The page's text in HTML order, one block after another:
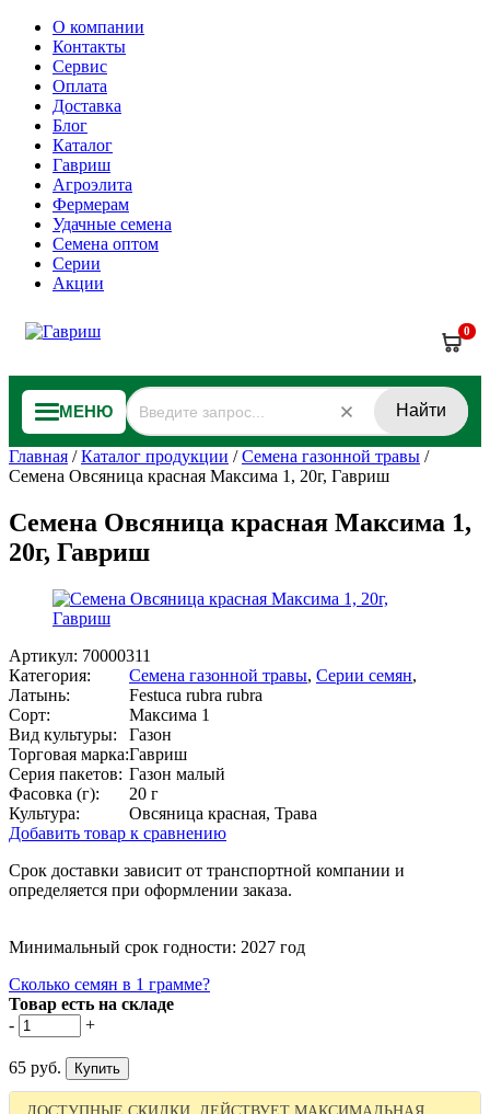
О компании
Контакты
Сервис
Оплата
Доставка
Блог
Каталог
Гавриш
Агроэлита
Фермерам
Удачные семена
Семена оптом
Серии
Акции
0
МЕНЮ Найти
Главная /Каталог продукции /Семена газонной травы /
Семена Овсяница красная Максима 1, 20г, Гавриш
Семена Овсяница красная Максима 1,
20г, Гавриш
Артикул: 70000311
Категория:
Семена газонной травы, Серии семян,
Латынь:
Festuca rubra rubra
Сорт:
Максима 1
Вид культуры:
Газон
Торговая марка:Гавриш
Серия пакетов: Газон малый
Фасовка (г):
20 г
Культура:
Овсяница красная, Трава
Добавить товар к сравнению
Срок доставки зависит от транспортной компании и
определяется при оформлении заказа.
Минимальный срок годности: 2027 год
Сколько семян в 1 грамме?
Товар есть на складе
-
+
65 руб.